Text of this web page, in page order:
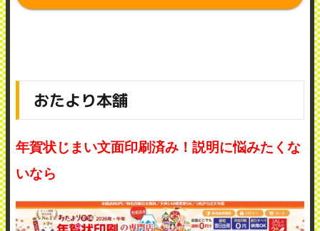
おたより本舗
年賀状じまい文面印刷済み！説明に悩みたくな
いなら